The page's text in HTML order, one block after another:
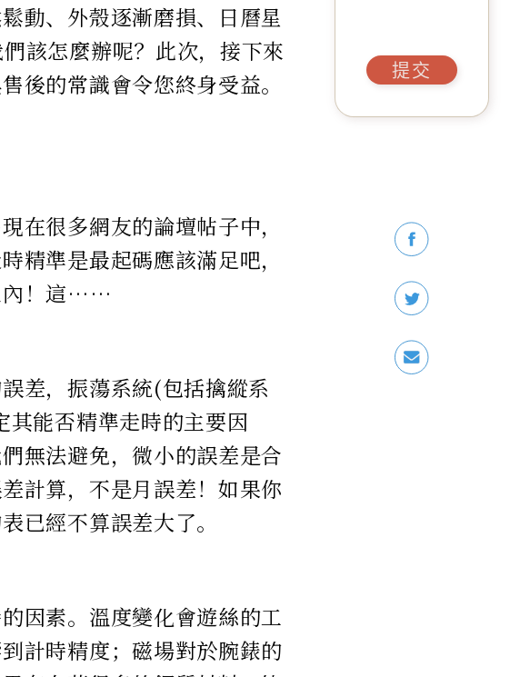
動、外殼逐漸磨損、日曆星
該怎麼辦呢？此次，接下來
後的常識會令您終身受益。
在很多網友的論壇帖子中，
精準是最起碼應該滿足吧，
內！這……
差，振蕩系統(包括擒縱系
能否精準走時的主要因
無法避免，微小的誤差是合
計算，不是月誤差！如果你
經不算誤差大了。
因素。溫度變化會遊絲的工
計時精度；磁場對於腕錶的
提交